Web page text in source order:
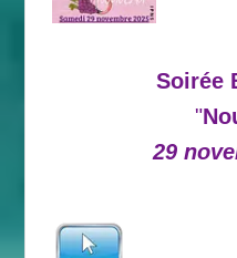
Soirée
"
29